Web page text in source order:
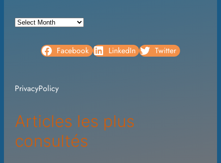
A
v
s
Facebook LinkedIn Twitter
PrivacyPolicy
Articles les plus
consultés